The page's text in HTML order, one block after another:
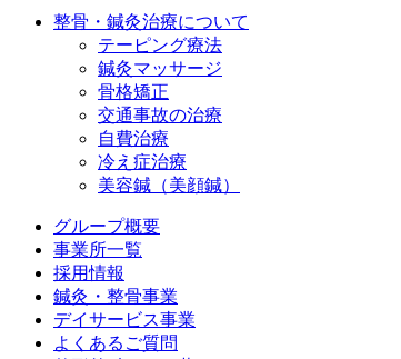
整骨・鍼灸治療について
テーピング療法
鍼灸マッサージ
骨格矯正
交通事故の治療
自費治療
冷え症治療
美容鍼（美顔鍼）
グループ概要
事業所一覧
採用情報
鍼灸・整骨事業
デイサービス事業
よくあるご質問